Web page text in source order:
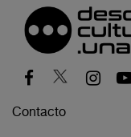
Contacto